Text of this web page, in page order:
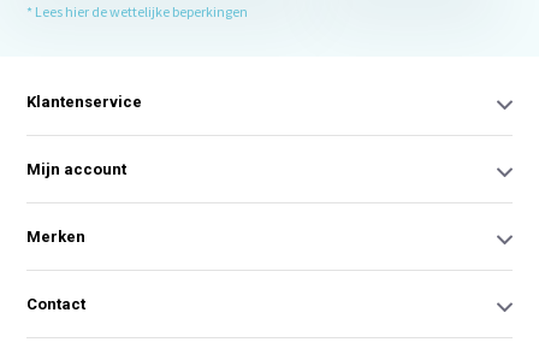
* Lees hier de wettelijke beperkingen
Klantenservice
Mijn account
Merken
Contact